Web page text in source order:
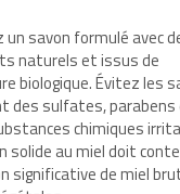
un savon formulé avec
naturels et issus de
biologique. Évitez les
des sulfates,
chimiques
solide au miel doit
significative de miel